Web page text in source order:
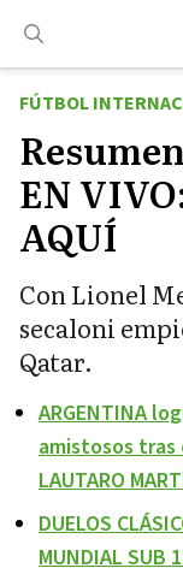
contenido
FÚTBOL
EN
AQUÍ
Con Lionel
secaloni
Qatar.
ARGENTINA
amistosos tras
LAUTARO
DUELOS
MUNDIAL SUB